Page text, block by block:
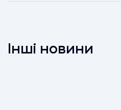
Інші новини